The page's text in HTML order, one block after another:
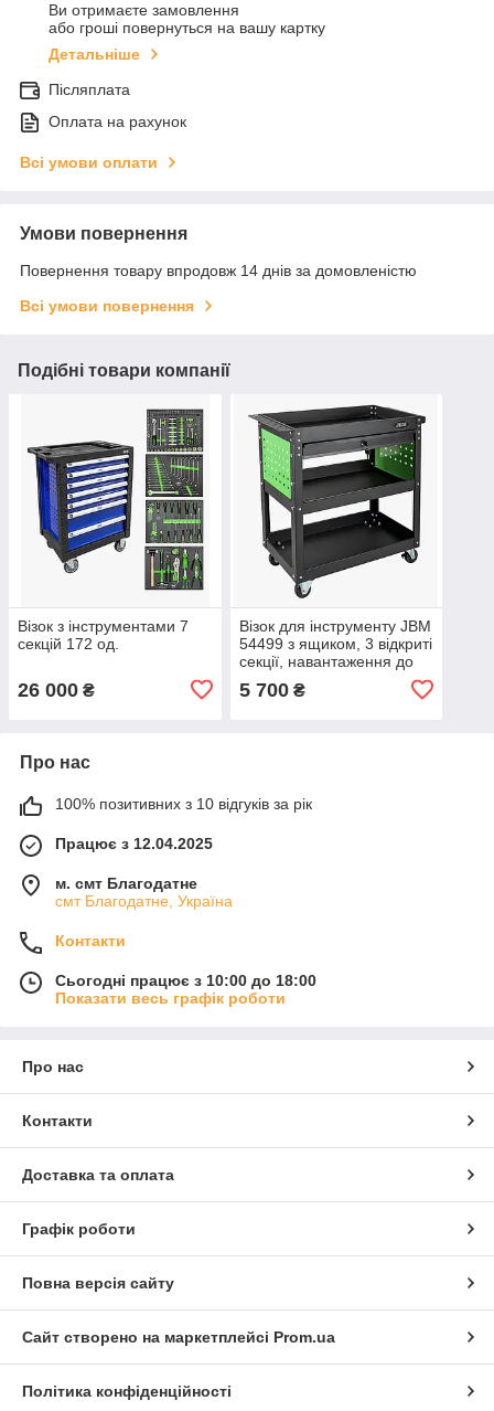
Ви отримаєте замовлення
або гроші повернуться на вашу картку
Детальніше
Післяплата
Оплата на рахунок
Всі умови оплати
Умови повернення
Повернення товару впродовж 14 днів за домовленістю
Всі умови повернення
Подібні товари компанії
Візок з інструментами 7
секцій 172 од.
26 000 ₴
Візок для інструменту JBM
54499 з ящиком, 3 відкриті
секції, навантаження до
5 700₴
Про нас
100% позитивних з 10 відгуків за рік
Працює з 12.04.2025
м. смт Благодатне
смт Благодатне, Україна
Контакти
Сьогодні працює з 10:00 до 18:00
Показати весь графік роботи
Про нас
Контакти
Доставка та оплата
Графік роботи
Повна версія сайту
Сайт створено на маркетплейсі Prom.ua
Політика конфіденційності